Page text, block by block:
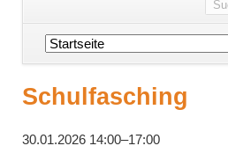
Navigation
überspringen
Schulfasching
30.01.2026 14:00–17:00